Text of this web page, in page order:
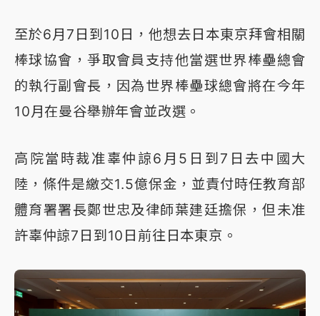
至於6月7日到10日，他想去日本東京拜會相關
棒球協會，爭取會員支持他當選世界棒壘總會
的執行副會長，因為世界棒壘球總會將在今年
10月在曼谷舉辦年會並改選。
高院當時裁准辜仲諒6月5日到7日去中國大
陸，條件是繳交1.5億保金，並責付時任教育部
體育署署長鄭世忠及律師葉建廷擔保，但未准
許辜仲諒7日到10日前往日本東京。